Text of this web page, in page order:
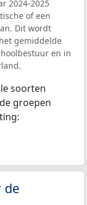
2024-2025
of een
Dit wordt
gemiddelde
en in
soorten
groepen
de